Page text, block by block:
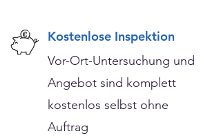
Kostenlose Inspektion
Vor-Ort-Untersuchung und
Angebot sind komplett
kostenlos selbst ohne
Auftrag